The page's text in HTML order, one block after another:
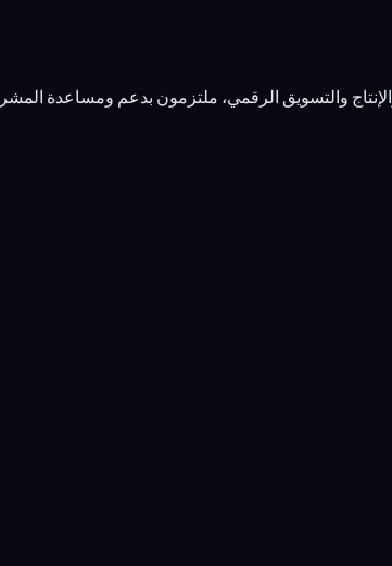
والتسويق الرقمي، ملتزمون بدعم ومساعدة